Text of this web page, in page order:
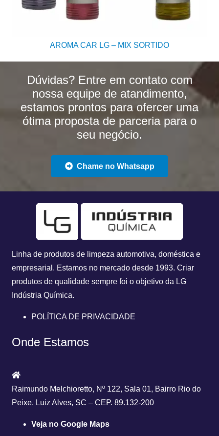
AROMA CAR LG – MIX SORTIDO
Dúvidas? Entre em contato com
nossa equipe de atandimento,
estamos prontos para ofercer uma
ótima proposta de parceria para o
seu negócio.
Chame no Whatsapp
Linha de produtos de limpeza automotiva, doméstica e
empresarial. Estamos no mercado desde 1993. Criar
produtos de qualidade sempre foi o objetivo da LG
Indústria Química.
POLÍTICA DE PRIVACIDADE
Onde Estamos
Raimundo Melchioretto, Nº 122, Sala 01, Bairro Rio do
Peixe, Luiz Alves, SC – CEP. 89.132-200
Veja no Google Maps